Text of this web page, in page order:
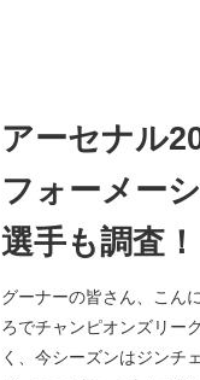
アーセナル
フォーメー
選手も調査！
グーナーの皆さん、こん
ろでチャンピオンズリー
く、今シーズンはジンチ